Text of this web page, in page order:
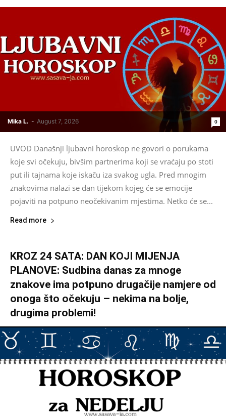
Mika L. - August 7, 2026 0
UVOD Današnji ljubavni horoskop ne govori o porukama
koje svi očekuju, bivšim partnerima koji se vraćaju po stoti
put ili tajnama koje iskaču iza svakog ugla. Pred mnogim
znakovima nalazi se dan tijekom kojeg će se emocije
pojaviti na potpuno neočekivanim mjestima. Netko će se...
Read more
KROZ 24 SATA: DAN KOJI MIJENJA
PLANOVE: Sudbina danas za mnoge
znakove ima potpuno drugačije namjere od
onoga što očekuju – nekima na bolje,
drugima problemi!